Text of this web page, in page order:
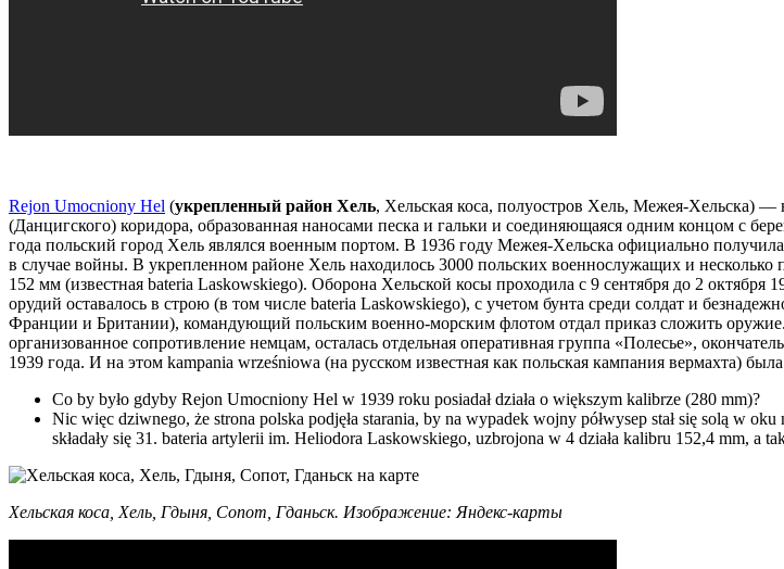
Rejon Umocniony Hel (укрепленный район Хель, Хельская коса, полуостров Хель, Межея-Хельска) —
(Данцигского) коридора, образованная наносами песка и гальки и соединяющаяся одним концом с
года польский город Хель являлся военным портом. В 1936 году Межея-Хельска официально
в случае войны. В укрепленном районе Хель находилось 3000 польских военнослужащих и
152 мм (известная bateria Laskowskiego). Оборона Хельской косы проходила с 9 сентября до 2 октября
орудий оставалось в строю (в том числе bateria Laskowskiego), с учетом бунта среди солдат и
Франции и Британии), командующий польским военно-морским флотом отдал приказ сложить
организованное сопротивление немцам, осталась отдельная оперативная группа «Полесье»,
1939 года. И на этом kampania wrześniowa (на русском известная как польская кампания вермахта)
Co by było gdyby Rejon Umocniony Hel w 1939 roku posiadał działa o większym kalibrze (280 mm)?
Nic więc dziwnego, że strona polska podjęła starania, by na wypadek wojny półwysep stał się solą w
składały się 31. bateria artylerii im. Heliodora Laskowskiego, uzbrojona w 4 działa kalibru 152,4 mm, a
Хельская коса, Хель, Гдыня, Сопот, Гданьск. Изображение: Яндекс-карты